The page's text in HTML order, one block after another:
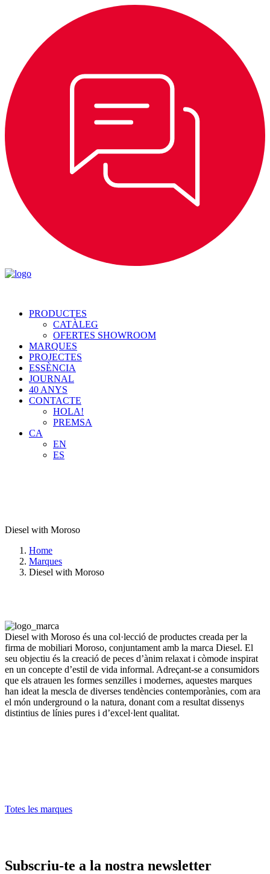
PRODUCTES
CATÀLEG
OFERTES SHOWROOM
MARQUES
PROJECTES
ESSÈNCIA
JOURNAL
40 ANYS
CONTACTE
HOLA!
PREMSA
CA
EN
ES
Diesel with Moroso
Home
Marques
Diesel with Moroso
Diesel with Moroso és una col·lecció de productes creada per la
firma de mobiliari Moroso, conjuntament amb la marca Diesel. El
seu objectiu és la creació de peces d’ànim relaxat i còmode inspirat
en un concepte d’estil de vida informal. Adreçant-se a consumidors
que els atrauen les formes senzilles i modernes, aquestes marques
han ideat la mescla de diverses tendències contemporànies, com ara
el món underground o la natura, donant com a resultat dissenys
distintius de línies pures i d’excel·lent qualitat.
Totes les marques
Subscriu-te a la nostra newsletter